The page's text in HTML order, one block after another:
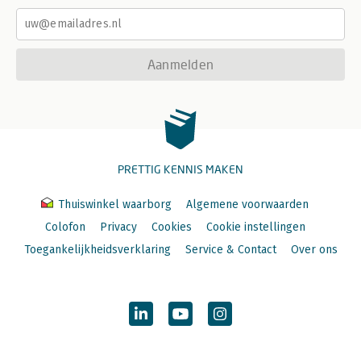
Aanmelden
PRETTIG KENNIS MAKEN
Thuiswinkel waarborg
Algemene voorwaarden
Colofon
Privacy Cookies
Cookie instellingen
Toegankelijkheidsverklaring
Service & Contact Over ons